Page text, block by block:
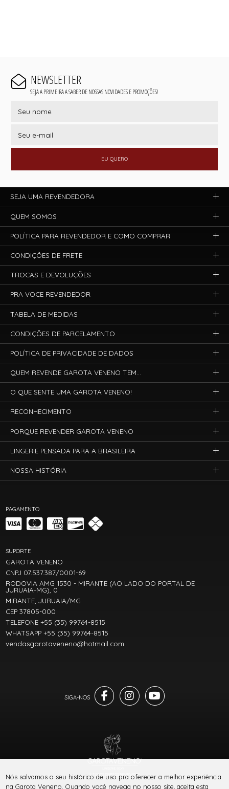
NEWSLETTER
SEJA A PRIMEIRA A SABER DE NOSSAS NOVIDADES E PROMOÇÕES!
EU QUERO
PAGAMENTO
SUPORTE
GAROTA VENENO
CNPJ 07.537.387/0001-69
RODOVIA AMG 1530 - MIRANTE (AO LADO DO PORTAL DE
JURUAIA-MG), 0
MIRANTE, JURUAIA/MG
CEP 37805-000
TELEFONE +55 (35) 99764-8515
WHATSAPP +55 (35) 99764-8515
vendasgarotaveneno@hotmail.com
SEJA UMA REVENDEDORA
QUEM SOMOS
POLÍTICA PARA REVENDEDOR E COMO COMPRAR
CONDIÇÕES DE FRETE
TROCAS E DEVOLUÇÕES
PRA VOCE REVENDEDOR
TABELA DE MEDIDAS
CONDIÇÕES DE PARCELAMENTO
POLÍTICA DE PRIVACIDADE DE DADOS
QUEM REVENDE GAROTA VENENO TEM...
O QUE SENTE UMA GAROTA VENENO!
RECONHECIMENTO
PORQUE REVENDER GAROTA VENENO
LINGERIE PENSADA PARA A BRASILEIRA
NOSSA HISTÓRIA
® TODOS DIREITOS RESERVADOS
Nós salvamos o seu histórico de uso pra oferecer a melhor experiência
na Garota Veneno. Quando você navega no nosso site, aceita esta